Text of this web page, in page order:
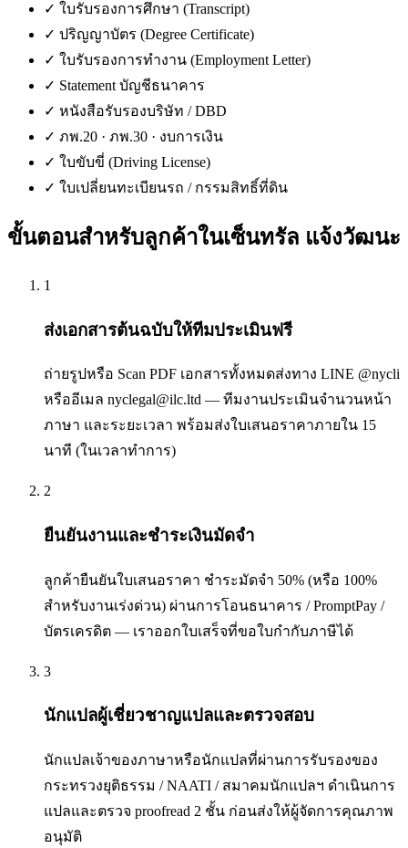
✓ ใบรับรองการศึกษา (Transcript)
✓ ปริญญาบัตร (Degree Certificate)
✓ ใบรับรองการทำงาน (Employment Letter)
✓ Statement บัญชีธนาคาร
✓ หนังสือรับรองบริษัท / DBD
✓ ภพ.20 · ภพ.30 · งบการเงิน
✓ ใบขับขี่ (Driving License)
✓ ใบเปลี่ยนทะเบียนรถ / กรรมสิทธิ์ที่ดิน
ขั้นตอนสำหรับลูกค้าในเซ็นทรัล แจ้งวัฒนะ
1
ส่งเอกสารต้นฉบับให้ทีมประเมินฟรี
ถ่ายรูปหรือ Scan PDF เอกสารทั้งหมดส่งทาง LINE @nycli
หรืออีเมล nyclegal@ilc.ltd — ทีมงานประเมินจำนวนหน้า
ภาษา และระยะเวลา พร้อมส่งใบเสนอราคาภายใน 15
นาที (ในเวลาทำการ)
2
ยืนยันงานและชำระเงินมัดจำ
ลูกค้ายืนยันใบเสนอราคา ชำระมัดจำ 50% (หรือ 100%
สำหรับงานเร่งด่วน) ผ่านการโอนธนาคาร / PromptPay /
บัตรเครดิต — เราออกใบเสร็จที่ขอใบกำกับภาษีได้
3
นักแปลผู้เชี่ยวชาญแปลและตรวจสอบ
นักแปลเจ้าของภาษาหรือนักแปลที่ผ่านการรับรองของ
กระทรวงยุติธรรม / NAATI / สมาคมนักแปลฯ ดำเนินการ
แปลและตรวจ proofread 2 ชั้น ก่อนส่งให้ผู้จัดการคุณภาพ
อนุมัติ